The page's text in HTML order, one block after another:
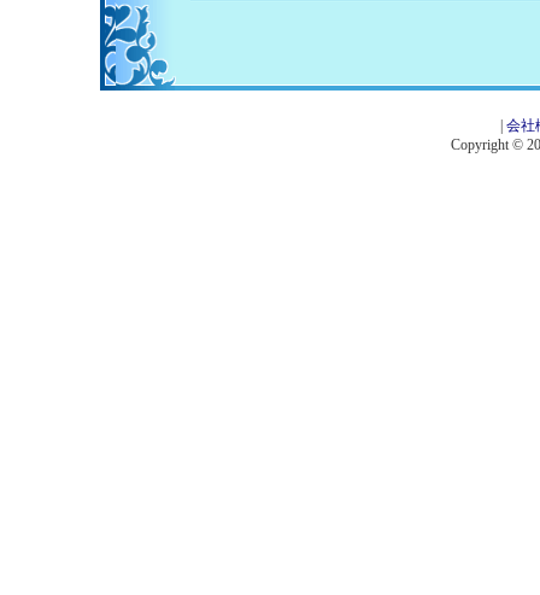
会社
Copyright ©